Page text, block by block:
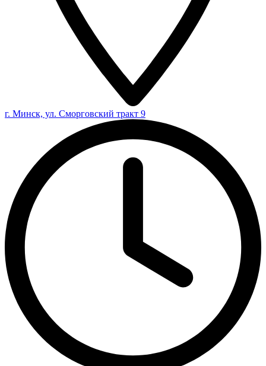
г. Минск, ул. Сморговский тракт 9